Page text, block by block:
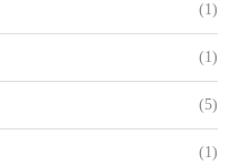
(1)
(1)
(5)
(1)